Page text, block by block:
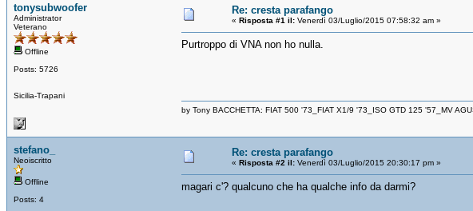
tonysubwoofer
Administrator
Veterano
Offline
Posts: 5726
Sicilia-Trapani
Re: cresta parafango
« Risposta #1 il: Venerdì 03/Luglio/2015 07:58:32 am »
Purtroppo di VNA non ho nulla.
by Tony BACCHETTA: FIAT 500 '73_FIAT X1/9 '73_ISO GTD 125 '57_MV
stefano_
Neoiscritto
Offline
Posts: 4
Re: cresta parafango
« Risposta #2 il: Venerdì 03/Luglio/2015 20:30:17 pm »
magari c'? qualcuno che ha qualche info da darmi?